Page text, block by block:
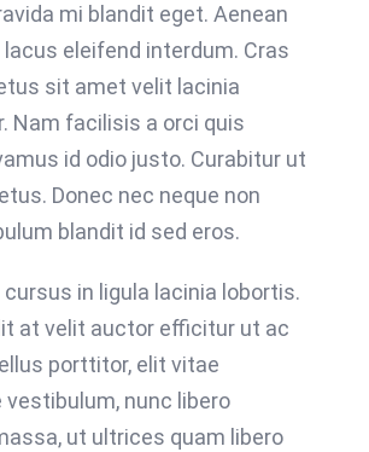
mi blandit eget. Aenean
lacus eleifend interdum. Cras
sit amet velit lacinia
Nam facilisis a orci quis
id odio justo. Curabitur ut
Donec nec neque non
blandit id sed eros.
in ligula lacinia lobortis.
at velit auctor efficitur ut ac
porttitor, elit vitae
vestibulum, nunc libero
ut ultrices quam libero